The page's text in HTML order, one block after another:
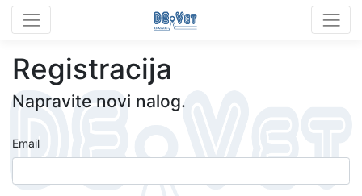
Registracija
Napravite novi nalog.
Email